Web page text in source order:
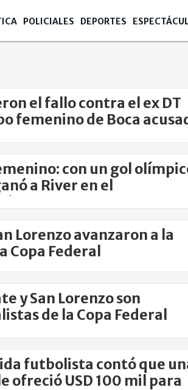
POLICIALES DEPORTES
el fallo contra el ex DT
femenino de Boca
con un gol
a River en el
Lorenzo avanzaron a la
Copa Federal
y San Lorenzo son
de la Copa Federal
futbolista contó que
ofreció USD 100 mil para